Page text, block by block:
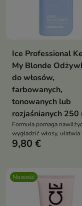
Ice Professional
My Blonde
do włosów,
farbowanych,
tonowanych lub
rozjaśnianych 250
Formuła pomaga
wygładzić włosy, ułatwia
rozczesywanie oraz
9,80 €
Nowość